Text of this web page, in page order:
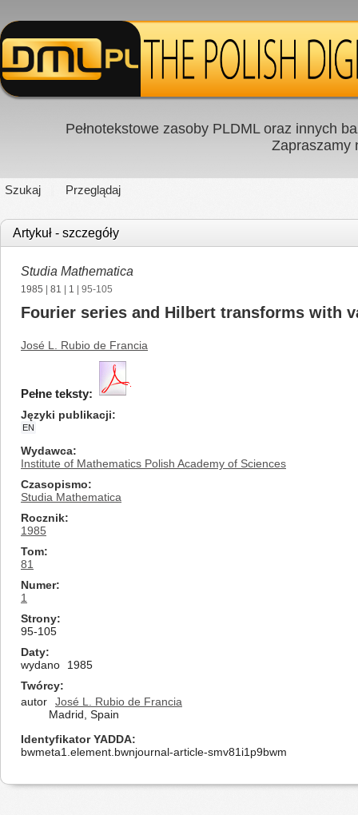
Pełnotekstowe zasoby PLDML oraz innych
Zapraszamy
Szukaj Przeglądaj
Artykuł - szczegóły
Studia Mathematica
1985 81 1 | 95-105
Fourier series and Hilbert transforms with
José L. Rubio de Francia
Pełne teksty:
Języki publikacji
EN
Wydawca
Institute of Mathematics Polish Academy of Sciences
Czasopismo
Studia Mathematica
Rocznik
1985
Tom
81
Numer
1
Strony
95-105
Daty
wydano
1985
Twórcy
autor
José L. Rubio de Francia
Madrid, Spain
Identyfikator YADDA
bwmeta1.element.bwnjournal-article-smv81i1p9bwm